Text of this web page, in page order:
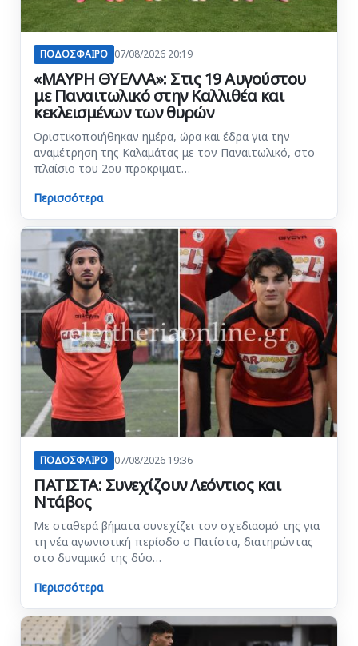
ΠΟΔΟΣΦΑΙΡΟ 07/08/2026 20:19
«ΜΑΥΡΗ ΘΥΕΛΛΑ»: Στις 19 Αυγούστου
με Παναιτωλικό στην Καλλιθέα και
κεκλεισμένων των θυρών
Οριστικοποιήθηκαν ημέρα, ώρα και έδρα για την
αναμέτρηση της Καλαμάτας με τον Παναιτωλικό, στο
πλαίσιο του 2ου προκριματ…
Περισσότερα
ΠΟΔΟΣΦΑΙΡΟ 07/08/2026 19:36
ΠΑΤΙΣΤΑ: Συνεχίζουν Λεόντιος και
Ντάβος
Με σταθερά βήματα συνεχίζει τον σχεδιασμό της για
τη νέα αγωνιστική περίοδο ο Πατίστα, διατηρώντας
στο δυναμικό της δύο…
Περισσότερα